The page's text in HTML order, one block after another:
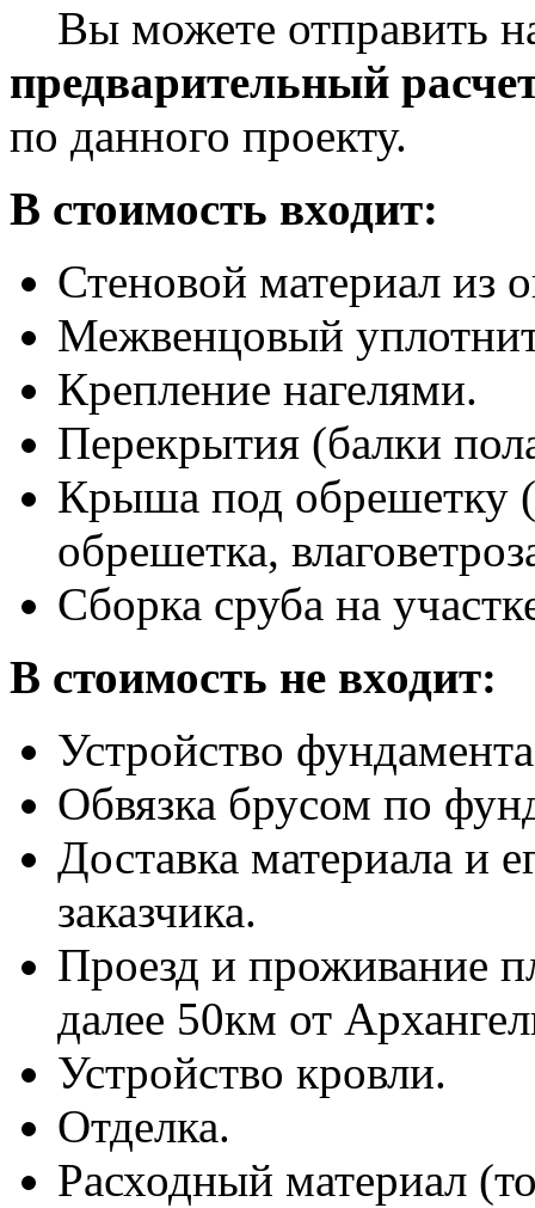
Вы можете отправить
предварительный
по данного проекту.
В стоимость входит:
Стеновой материал из
Межвенцовый
Крепление нагелями.
Перекрытия (балки
Крыша под обрешетку
обрешетка,
Сборка сруба на
В стоимость не входит:
Устройство
Обвязка брусом по
Доставка материала и
заказчика.
Проезд и проживание
далее 50км от
Устройство кровли.
Отделка.
Расходный материал